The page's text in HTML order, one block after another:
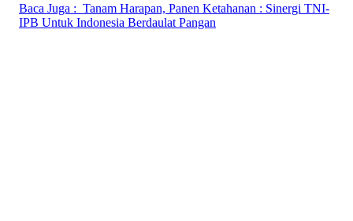
Baca Juga : Tanam Harapan, Panen Ketahanan : Sinergi TNI-
IPB Untuk Indonesia Berdaulat Pangan